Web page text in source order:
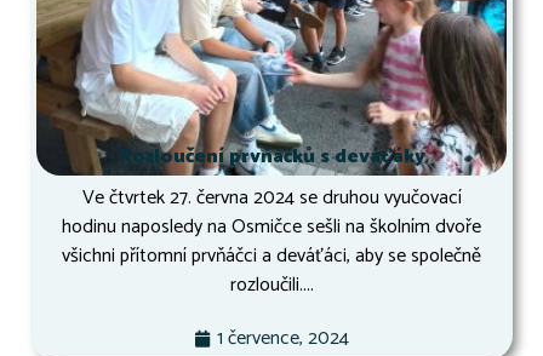
Rozloučení prvňáčků s deváťáky
Ve čtvrtek 27. června 2024 se druhou vyučovací
hodinu naposledy na Osmičce sešli na školním dvoře
všichni přítomní prvňáčci a deváťáci, aby se společně
rozloučili....
1 července, 2024